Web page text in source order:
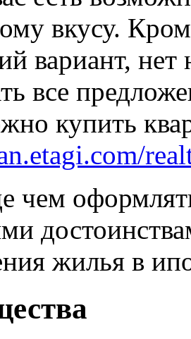
вкусу.
вариант,
все
купить
чем
жилья в